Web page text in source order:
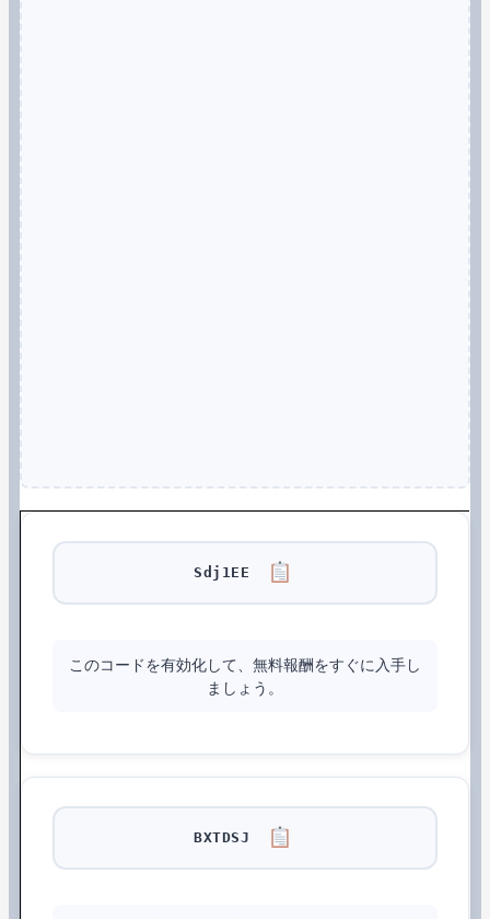
Sdj1EE
このコードを有効化して、無料報酬をすぐに入手し
ましょう。
BXTDSJ